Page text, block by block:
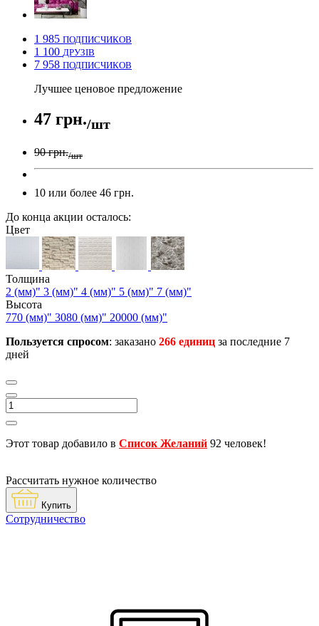
1 985 ПОДПИСЧИКОВ
1 100 ДРУЗІВ
7 958 ПОДПИСЧИКОВ
Лучшее ценовое предложение
47 грн./шт
90 грн./шт
10 или более 46 грн.
До конца акции осталось:
Цвет
Толщина
2 (мм)" 3 (мм)" 4 (мм)" 5 (мм)" 7 (мм)"
Высота
770 (мм)" 3080 (мм)" 20000 (мм)"
Пользуется спросом: заказано 266 единиц за последние 7
дней
Этот товар добавило в Список Желаний 92 человек!
Рассчитать нужное количество
Купить
Сотрудничество